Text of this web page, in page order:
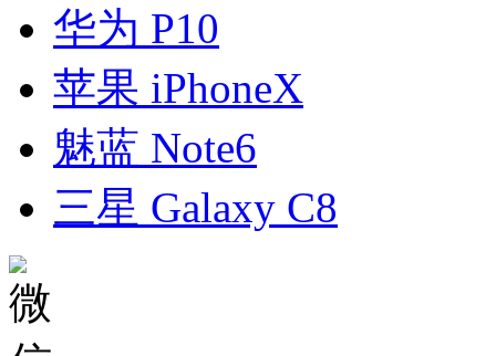
华为 P10
苹果 iPhoneX
魅蓝 Note6
三星 Galaxy C8